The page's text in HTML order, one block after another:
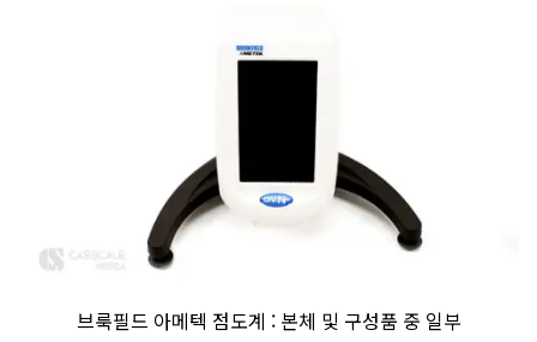
브룩필드 아메텍 점도계 : 본체 및 구성품 중 일부